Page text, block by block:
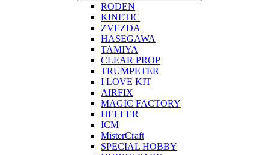
RODEN
KINETIC
ZVEZDA
HASEGAWA
TAMIYA
CLEAR PROP
TRUMPETER
I LOVE KIT
AIRFIX
MAGIC FACTORY
HELLER
ICM
MisterCraft
SPECIAL HOBBY